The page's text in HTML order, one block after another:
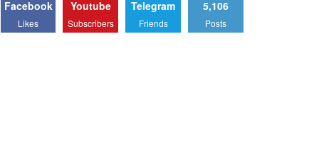
Facebook
Likes
Youtube
Subscribers
Telegram
Friends
5,106
Posts